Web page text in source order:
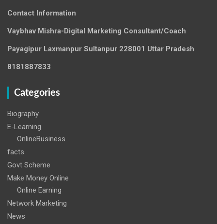
Contact Information
Vaybhav Mishra-Digital Marketing Consultant/Coach
Payagipur Laxmanpur Sultanpur 228001 Uttar Pradesh
8181887833
Categories
Biography
E-Learning
OnlineBusiness
facts
Govt Scheme
Make Money Online
Online Earning
Network Marketing
News